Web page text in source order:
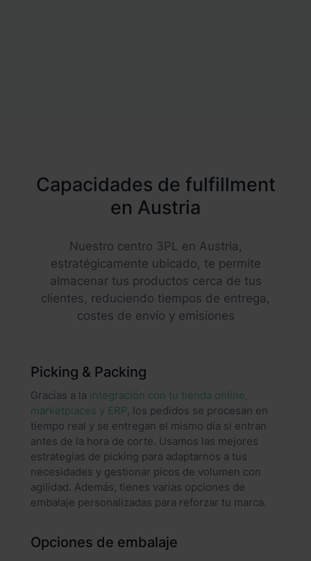
Capacidades de fulfillment
en Austria
Nuestro centro 3PL en Austria,
estratégicamente ubicado, te permite
almacenar tus productos cerca de tus
clientes, reduciendo tiempos de entrega,
costes de envío y emisiones
Picking & Packing
Gracias a la integración con tu tienda online,
marketplaces y ERP, los pedidos se procesan en
tiempo real y se entregan el mismo día si entran
antes de la hora de corte. Usamos las mejores
estrategias de picking para adaptarnos a tus
necesidades y gestionar picos de volumen con
agilidad. Además, tienes varias opciones de
embalaje personalizadas para reforzar tu marca.
Opciones de embalaje